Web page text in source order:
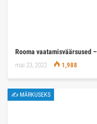
Rooma vaatamisväärsused
mai 23, 2022 1,988
✍ MÄRKUSEKS